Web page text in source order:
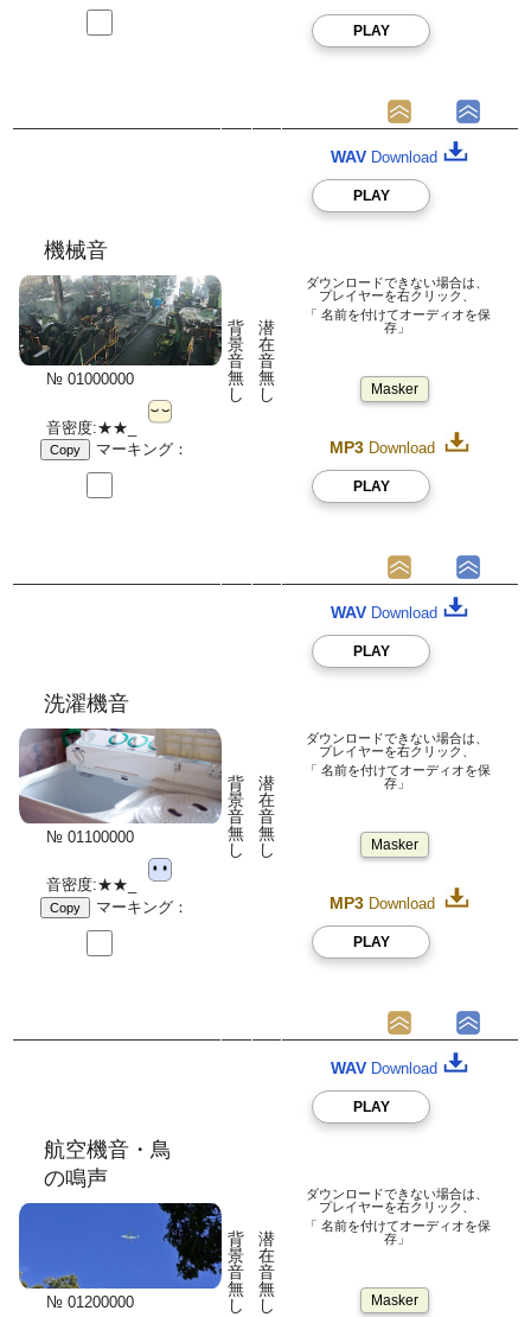
PLAY
機械音
№ 01000000
音密度:★★_
Copy マーキング：
背
景
音
無
し
潜
在
音
無
し
WAV Download
PLAY
ダウンロードできない場合は、
プレイヤーを右クリック、
「 名前を付けてオーディオを保
存」
Masker
MP3 Download
PLAY
洗濯機音
№ 01100000
音密度:★★_
Copy マーキング：
背
景
音
無
し
潜
在
音
無
し
WAV Download
PLAY
ダウンロードできない場合は、
プレイヤーを右クリック、
「 名前を付けてオーディオを保
存」
Masker
MP3 Download
PLAY
航空機音・鳥
の鳴声
№ 01200000
背
景
音
無
し
潜
在
音
無
し
WAV Download
PLAY
ダウンロードできない場合は、
プレイヤーを右クリック、
「 名前を付けてオーディオを保
存」
Masker